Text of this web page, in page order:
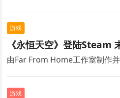
游戏
《永恒天空》登陆Steam
由Far From Home工作室制作
游戏